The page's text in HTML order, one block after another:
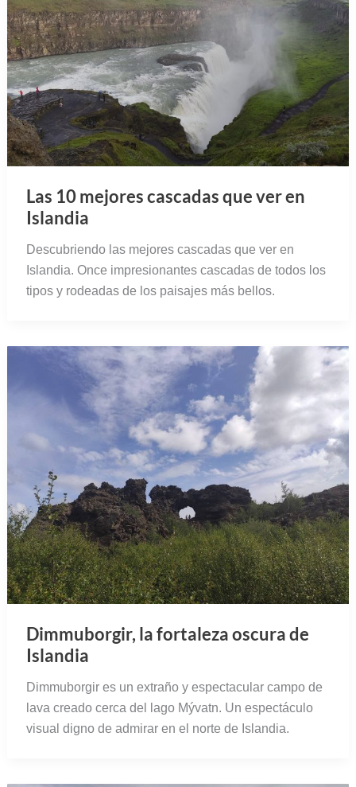
Las 10 mejores cascadas que ver en
Islandia
Descubriendo las mejores cascadas que ver en
Islandia. Once impresionantes cascadas de todos los
tipos y rodeadas de los paisajes más bellos.
Dimmuborgir, la fortaleza oscura de
Islandia
Dimmuborgir es un extraño y espectacular campo de
lava creado cerca del lago Mývatn. Un espectáculo
visual digno de admirar en el norte de Islandia.